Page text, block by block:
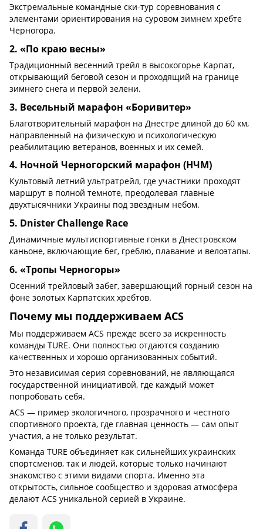
Экстремальные командные ски-тур соревнования с
элементами ориентирования на суровом зимнем хребте
Черногора.
2. «По краю весны»
Традиционный весенний трейл в высокогорье Карпат,
открывающий беговой сезон и проходящий на границе
зимнего снега и первой зелени.
3. Весельный марафон «Боривитер»
Благотворительный марафон на Днестре длиной до 60 км,
направленный на физическую и психологическую
реабилитацию ветеранов, военных и их семей.
4. Ночной Черногорский марафон (НЧМ)
Культовый летний ультратрейл, где участники проходят
маршрут в полной темноте, преодолевая главные
двухтысячники Украины под звёздным небом.
5. Dnister Challenge Race
Динамичные мультиспортивные гонки в Днестровском
каньоне, включающие бег, греблю, плавание и велоэтапы.
6. «Тропы Черногоры»
Осенний трейловый забег, завершающий горный сезон на
фоне золотых Карпатских хребтов.
Почему мы поддерживаем ACS
Мы поддерживаем ACS прежде всего за искренность
команды TURE. Они полностью отдаются созданию
качественных и хорошо организованных событий.
Это независимая серия соревнований, не являющаяся
государственной инициативой, где каждый может
попробовать себя.
ACS — пример экологичного, прозрачного и честного
спортивного проекта, где главная ценность — сам опыт
участия, а не только результат.
Команда TURE объединяет как сильнейших украинских
спортсменов, так и людей, которые только начинают
знакомство с этими видами спорта. Именно эта
открытость, сильное сообщество и здоровая атмосфера
делают ACS уникальной серией в Украине.